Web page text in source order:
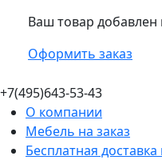
Ваш товар добавлен
Оформить заказ
+7(495)643-53-43
О компании
Мебель на заказ
Бесплатная доставка